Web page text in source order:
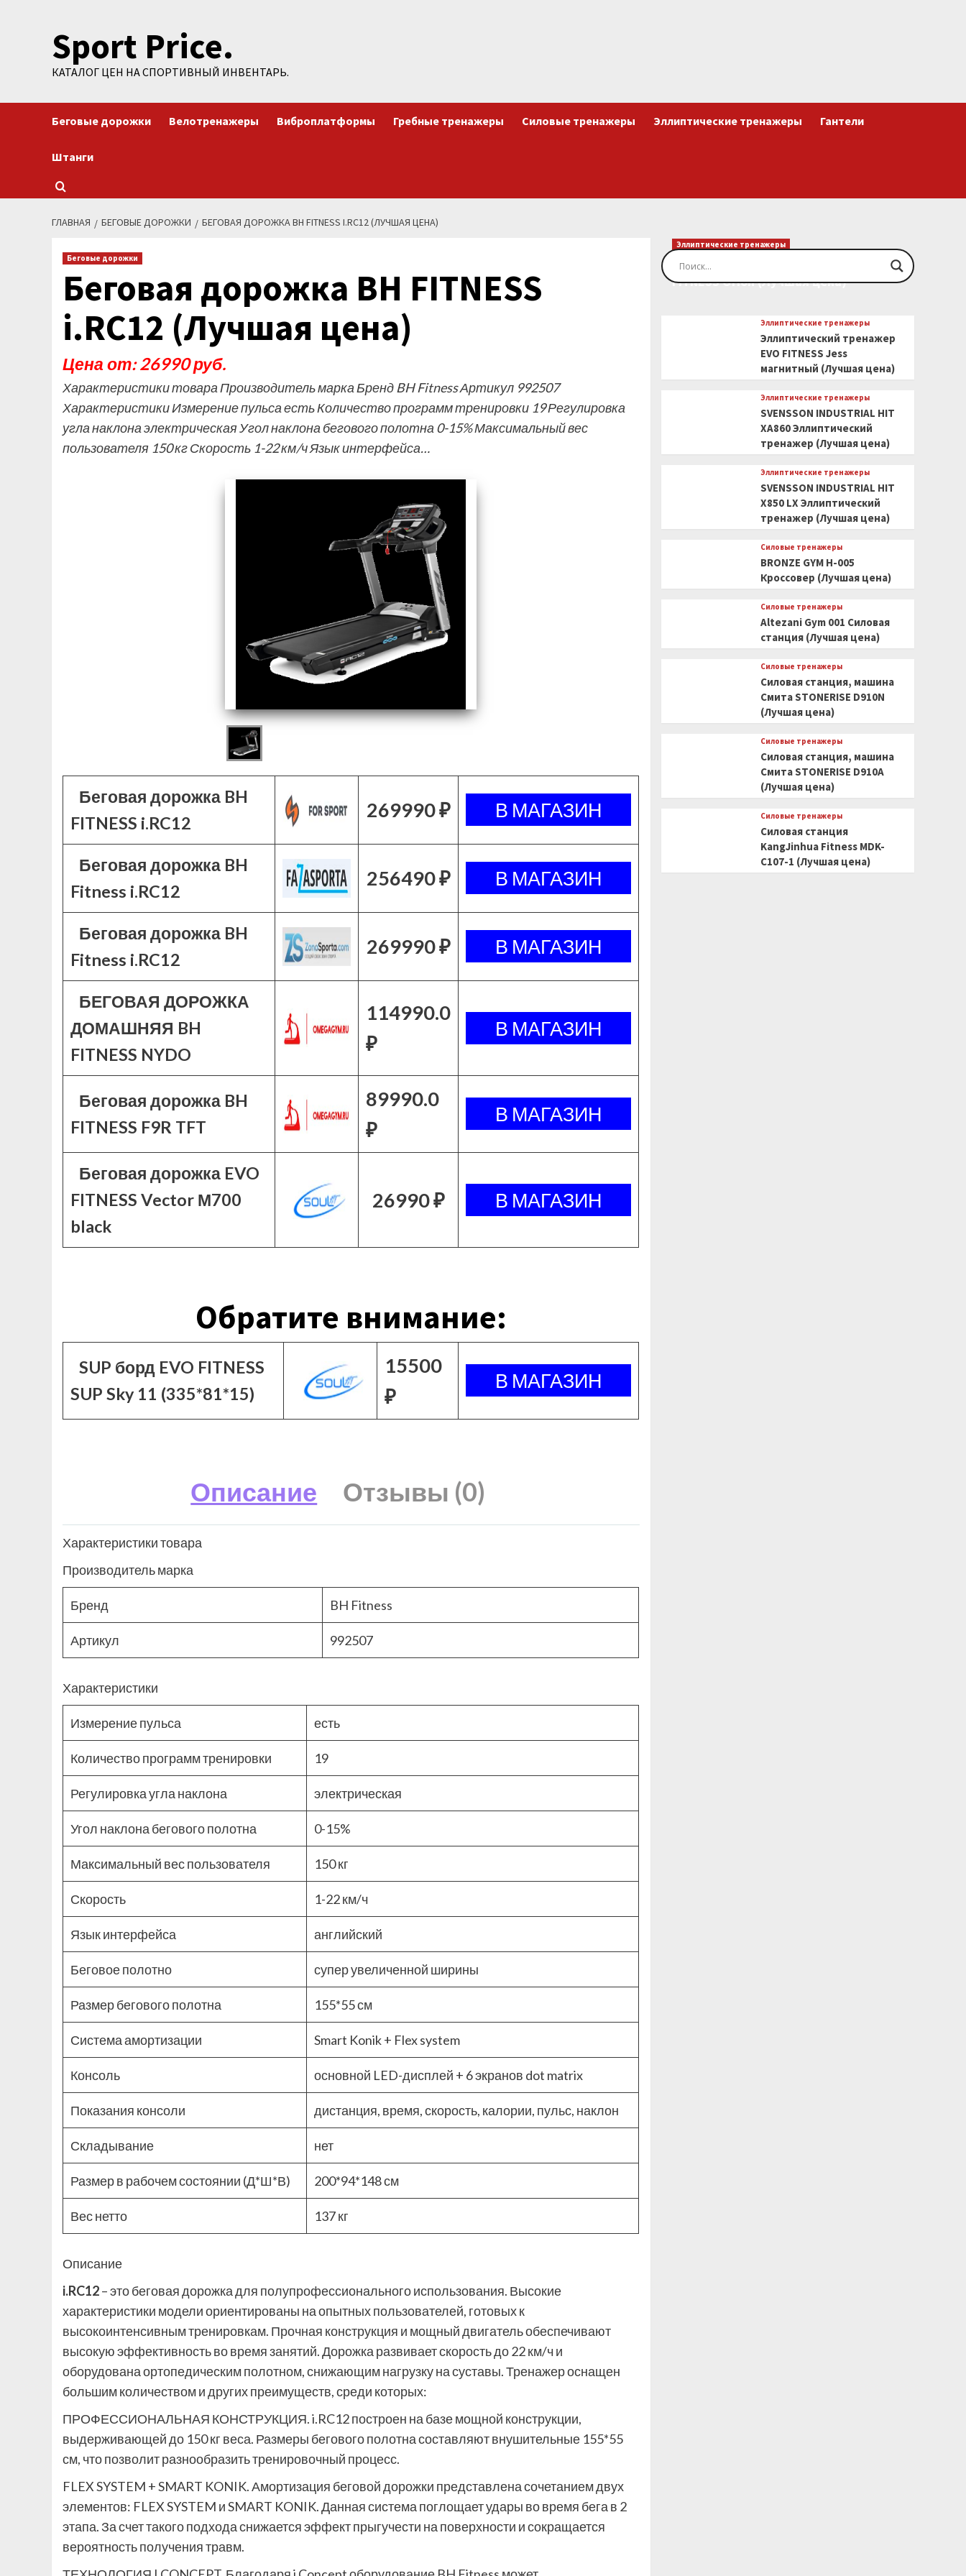
содержимомуSport Price.
КАТАЛОГ ЦЕН НА СПОРТИВНЫЙ ИНВЕНТАРЬ.
Беговые дорожки Велотренажеры Виброплатформы Гребные тренажеры Силовые тренажеры Эллиптические тренажеры Гантели
Штанги
ГЛАВНАЯ БЕГОВЫЕ ДОРОЖКИ БЕГОВАЯ ДОРОЖКА BH FITNESS I.RC12 (ЛУЧШАЯ ЦЕНА)
Беговые дорожки
Беговая дорожка BH FITNESS
i.RC12 (Лучшая цена)
Цена от: 26990 руб.
Характеристики товара Производитель марка Бренд BH Fitness Артикул 992507
Характеристики Измерение пульса есть Количество программ тренировки 19 Регулировка
угла наклона электрическая Угол наклона бегового полотна 0-15% Максимальный вес
пользователя 150 кг Скорость 1-22 км/ч Язык интерфейса…
Беговая дорожка BH
FITNESS i.RC12
269990 ₽
Беговая дорожка BH
Fitness i.RC12
256490 ₽
Беговая дорожка BH
Fitness i.RC12
269990 ₽
БЕГОВАЯ ДОРОЖКА
ДОМАШНЯЯ BH
FITNESS NYDO
114990.0
₽
Беговая дорожка BH
FITNESS F9R TFT
89990.0
₽
Беговая дорожка EVO
FITNESS Vector М700
black
26990 ₽
Обратите внимание:
SUP борд EVO FITNESS
SUP Sky 11 (335*81*15)
15500
₽
Описание Отзывы (0)
Характеристики товара
Производитель марка
Бренд BH Fitness
Артикул 992507
Характеристики
Измерение пульса есть
Количество программ тренировки 19
Регулировка угла наклона электрическая
Угол наклона бегового полотна 0-15%
Максимальный вес пользователя 150 кг
Скорость 1-22 км/ч
Язык интерфейса английский
Беговое полотно супер увеличенной ширины
Размер бегового полотна 155*55 см
Система амортизации Smart Konik + Flex system
Консоль основной LED-дисплей + 6 экранов dot matrix
Показания консоли дистанция, время, скорость, калории, пульс, наклон
Складывание нет
Размер в рабочем состоянии (Д*Ш*В) 200*94*148 см
Вес нетто 137 кг
Описание
i.RC12– это беговая дорожка для полупрофессионального использования. Высокие
характеристики модели ориентированы на опытных пользователей, готовых к
высокоинтенсивным тренировкам. Прочная конструкция и мощный двигатель обеспечивают
высокую эффективность во время занятий. Дорожка развивает скорость до 22 км/ч и
оборудована ортопедическим полотном, снижающим нагрузку на суставы. Тренажер оснащен
большим количеством и других преимуществ, среди которых:
ПРОФЕССИОНАЛЬНАЯ КОНСТРУКЦИЯ. i.RC12 построен на базе мощной конструкции,
выдерживающей до 150 кг веса. Размеры бегового полотна составляют внушительные 155*55
см, что позволит разнообразить тренировочный процесс.
FLEX SYSTEM + SMART KONIK. Амортизация беговой дорожки представлена сочетанием двух
элементов: FLEX SYSTEM и SMART KONIK. Данная система поглощает удары во время бега в 2
этапа. За счет такого подхода снижается эффект прыгучести на поверхности и сокращается
вероятность получения травм.
Эллиптические тренажеры
Эллиптический тренажер EVO
FITNESS Orion (Лучшая цена)
Эллиптические тренажеры
Эллиптический тренажер
EVO FITNESS Jess
магнитный (Лучшая цена)
Эллиптические тренажеры
SVENSSON INDUSTRIAL HIT
XA860 Эллиптический
тренажер (Лучшая цена)
Эллиптические тренажеры
SVENSSON INDUSTRIAL HIT
X850 LX Эллиптический
тренажер (Лучшая цена)
Силовые тренажеры
BRONZE GYM H-005
Кроссовер (Лучшая цена)
Силовые тренажеры
Altezani Gym 001 Силовая
станция (Лучшая цена)
Силовые тренажеры
Силовая станция, машина
Смита STONERISE D910N
(Лучшая цена)
Силовые тренажеры
Силовая станция, машина
Смита STONERISE D910A
(Лучшая цена)
Силовые тренажеры
Силовая станция
KangJinhua Fitness MDK-
C107-1 (Лучшая цена)